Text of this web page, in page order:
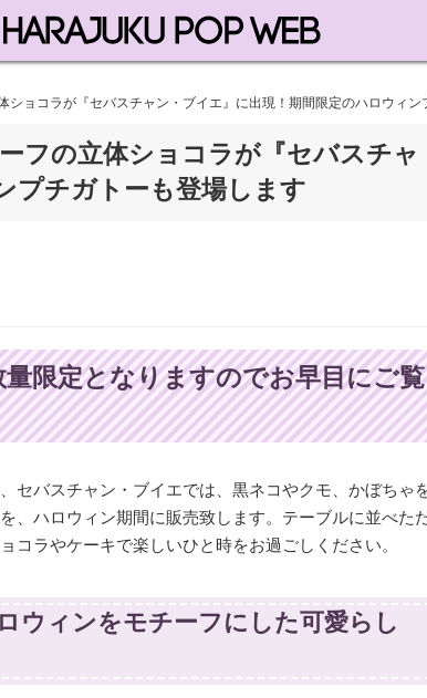
ショコラが『セバスチャン・ブイエ』に出現！期間限定のハロウィ
フの立体ショコラが『セバスチャ
プチガトーも登場します
限定となりますのでお早目にご覧
セバスチャン・ブイエでは、黒ネコやクモ、かぼちゃ
、ハロウィン期間に販売致します。テーブルに並べた
ラやケーキで楽しいひと時をお過ごしください。
ウィンをモチーフにした可愛らし